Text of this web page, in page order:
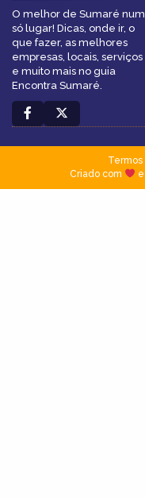
O melhor de Sumaré num
só lugar! Dicas, onde ir, o
que fazer, as melhores
empresas, locais, serviços
e muito mais no guia
Encontra Sumaré.
Termos|
Criado com
e